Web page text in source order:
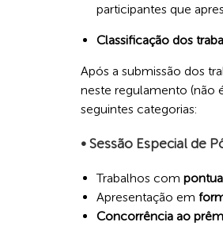
participantes que
Classificação dos
Após a submissão dos
neste regulamento (não
seguintes categorias:
• Sessão Especial de
Trabalhos com
Apresentação em
Concorrência ao